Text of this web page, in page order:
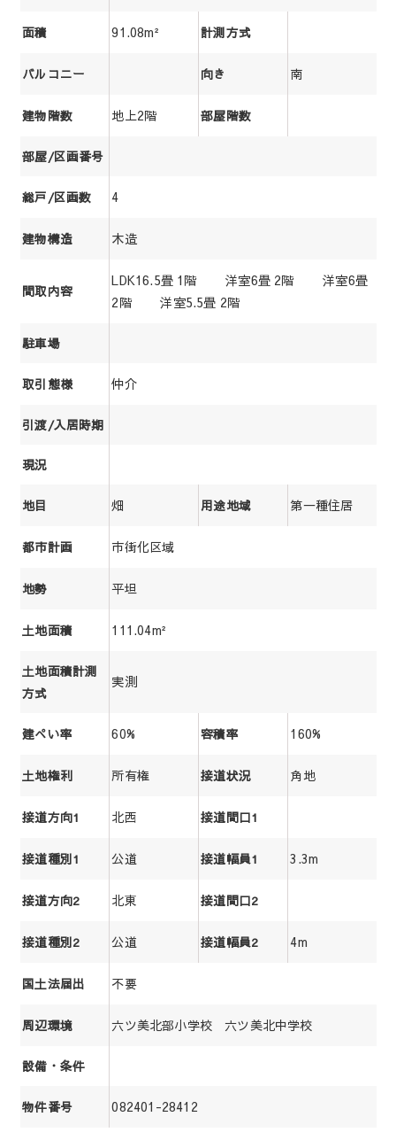
面積 91.08m² 計測方式
バルコニー 向き 南
建物階数 地上2階 部屋階数
部屋/区画番号
総戸/区画数 4
建物構造 木造
間取内容
LDK16.5畳 1階 洋室6畳 2階 洋室6畳
2階 洋室5.5畳 2階
駐車場
取引態様 仲介
引渡/入居時期
現況
地目 畑 用途地域 第一種住居
都市計画 市街化区域
地勢 平坦
土地面積 111.04m²
土地面積計測
方式
実測
建ぺい率 60% 容積率 160%
土地権利 所有権 接道状況 角地
接道方向1 北西 接道間口1
接道種別1 公道 接道幅員1 3.3m
接道方向2 北東 接道間口2
接道種別2 公道 接道幅員2 4m
国土法届出 不要
周辺環境 六ツ美北部小学校 六ツ美北中学校
設備・条件
物件番号 082401-28412